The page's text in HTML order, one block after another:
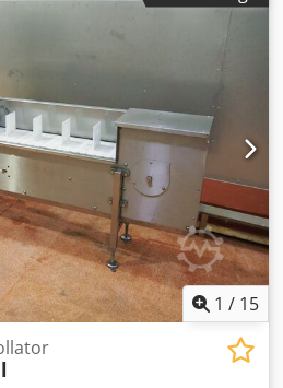
Ø 70 cm Querklebestation
Längsklebestation
in verschiedenen
Auslage mit
Bielomatik (VWZ)
Und einige Ersatzteile.
Maschine ist funktionsfähig.
Preis inklusive Demontage:
1 / 15